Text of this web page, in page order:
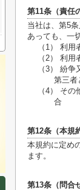
第11条（責任
当社は、第5
あっても、一
（1） 利
（2） 利
（3） 紛
第三者
（4） そ
合
第12条（本規
本規約に定め
ます。
第13条（問合